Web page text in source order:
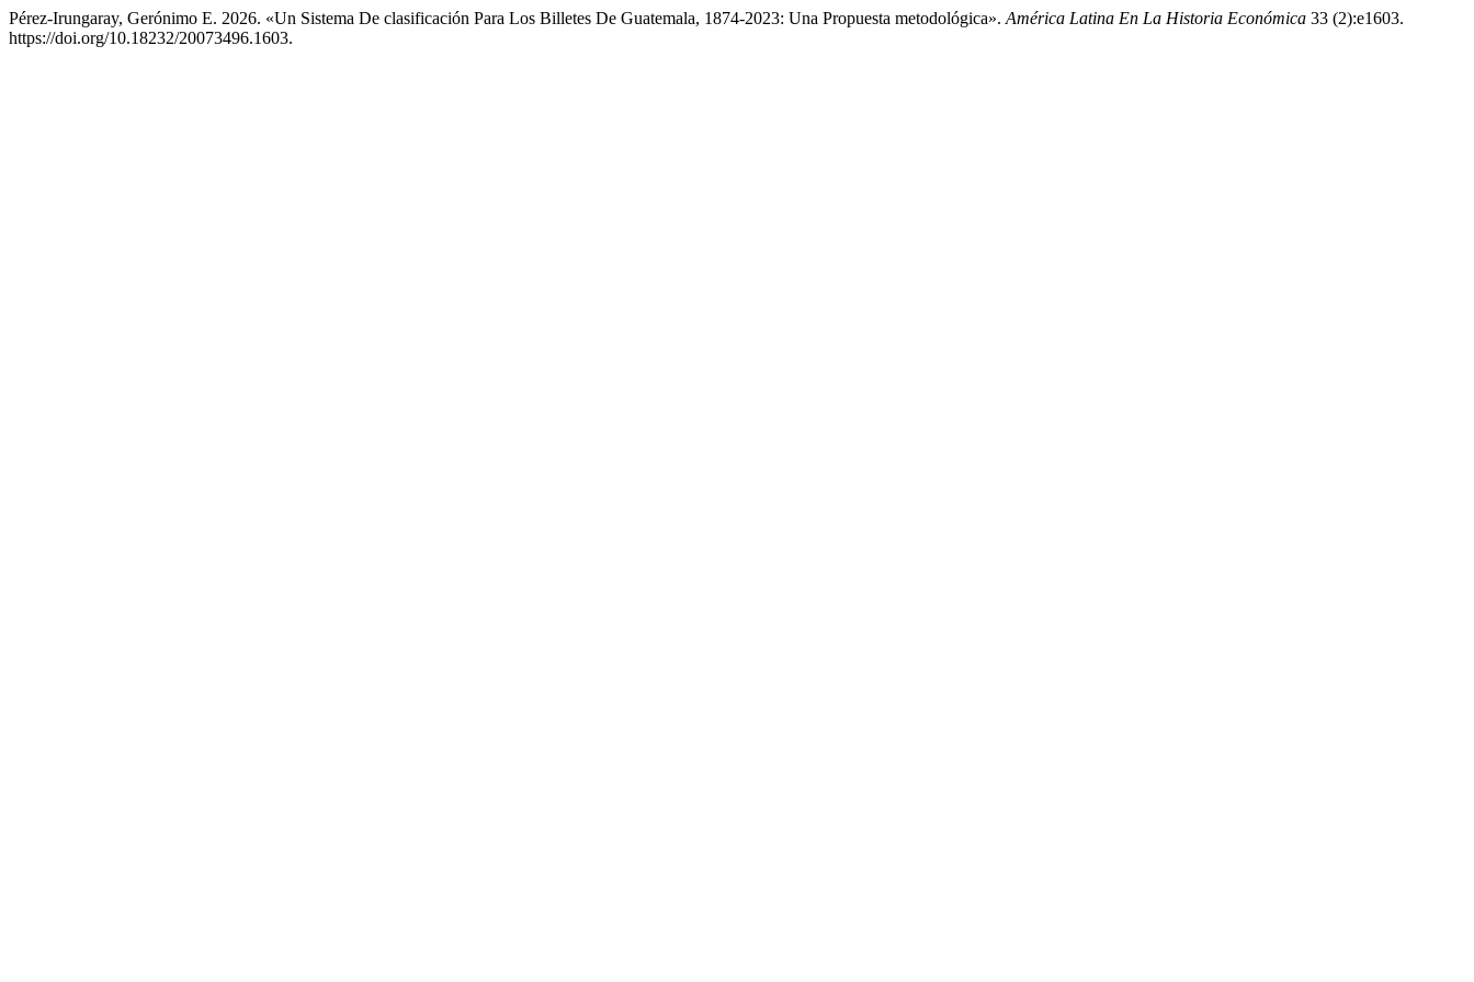
Pérez-Irungaray, Gerónimo E. 2026. «Un Sistema De clasificación Para Los Billetes De Guatemala, 1874-2023: Una Propuesta metodológica». América Latina En La Historia Económica 33 (2):e1603.
https://doi.org/10.18232/20073496.1603.